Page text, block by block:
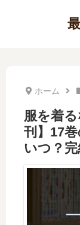
ホーム
服を着
刊】17
いつ？